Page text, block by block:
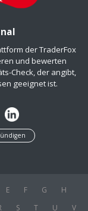
der TraderFox
und bewerten
Check, der angibt,
geeignet ist.
E F G
H
S T U V